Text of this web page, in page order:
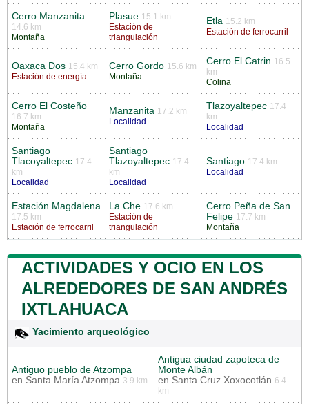
Cerro Manzanita
14.6 km
Montaña
Plasue 15.1 km
Estación de
triangulación
Etla 15.2 km
Estación de ferrocarril
Oaxaca Dos 15.4 km
Estación de energía
Cerro Gordo 15.6 km
Montaña
Cerro El Catrin 16.5
km
Colina
Cerro El Costeño
16.7 km
Montaña
Manzanita 17.2 km
Localidad
Tlazoyaltepec 17.4
km
Localidad
Santiago
Tlacoyaltepec 17.4
km
Localidad
Santiago
Tlazoyaltepec 17.4
km
Localidad
Santiago 17.4 km
Localidad
Estación Magdalena
17.5 km
Estación de ferrocarril
La Che 17.6 km
Estación de
triangulación
Cerro Peña de San
Felipe 17.7 km
Montaña
ACTIVIDADES Y OCIO EN LOS
ALREDEDORES DE SAN ANDRÉS
IXTLAHUACA
Yacimiento arqueológico
Antiguo pueblo de Atzompa
en Santa María Atzompa 3.9 km
Antigua ciudad zapoteca de
Monte Albán
en Santa Cruz Xoxocotlán 6.4
km